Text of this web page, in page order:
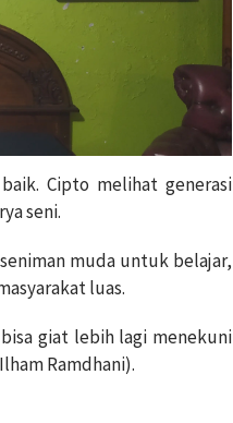
Cipto melihat generasi
seni.
muda untuk belajar,
luas.
giat lebih lagi menekuni
Ramdhani).